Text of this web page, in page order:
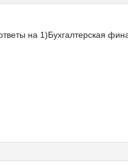
на 1)Бухгалтерская